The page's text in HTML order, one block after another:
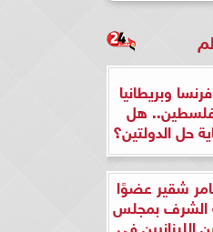
وبريطانيا
فلسطين.. هل
حل الدولتين؟
شقير عضوًا
الشرف بمجلس
اللبنانيين في